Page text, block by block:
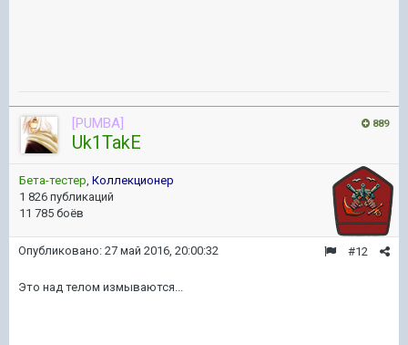
889
[PUMBA]
Uk1TakE
Бета-тестер, Коллекционер
1 826 публикаций
11 785 боёв
#12
Опубликовано: 27 май 2016, 20:00:32
Это над телом измываются...